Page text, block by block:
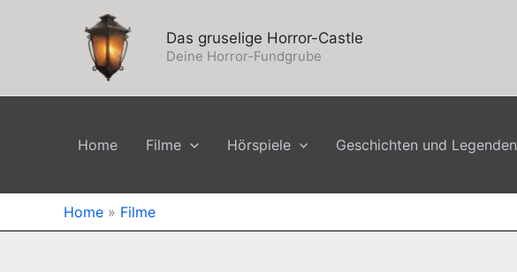
Das gruselige Horror-Castle
Deine Horror-Fundgrube
Home Filme Hörspiele Geschichten und Legenden
Home » Filme